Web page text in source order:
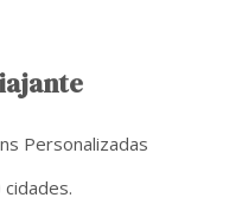
Personalizadas